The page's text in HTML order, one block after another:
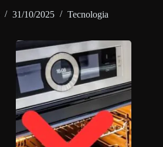
31/10/2025 Tecnologia